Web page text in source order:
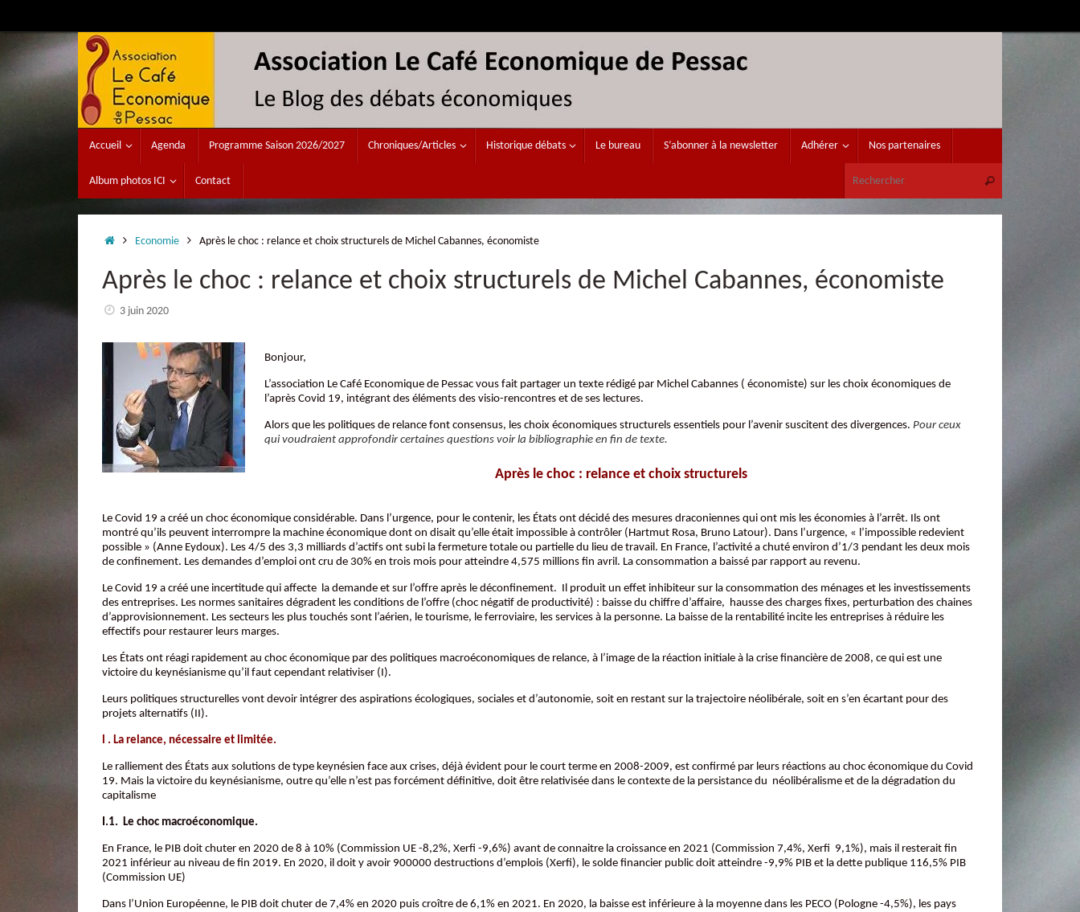
contenu
Accueil Agenda Programme Saison 2026/2027 Chroniques/Articles Historique débats Le bureau S’abonner à la newsletter Adhérer Nos partenaires
Album photos ICI Contact Rechercher
AccueilEconomie Après le choc : relance et choix structurels de Michel Cabannes, économiste
Après le choc : relance et choix structurels de Michel Cabannes, économiste
3 juin 2020
Bonjour,
L’association Le Café Economique de Pessac vous fait partager un texte rédigé par Michel Cabannes ( économiste) sur les choix économiques de
l’après Covid 19, intégrant des éléments des visio-rencontres et de ses lectures.
Alors que les politiques de relance font consensus, les choix économiques structurels essentiels pour l’avenir suscitent des divergences. Pour ceux
qui voudraient approfondir certaines questions voir la bibliographie en fin de texte.
Après le choc : relance et choix structurels
Le Covid 19 a créé un choc économique considérable. Dans l’urgence, pour le contenir, les États ont décidé des mesures draconiennes qui ont mis les économies à l’arrêt. Ils ont
montré qu’ils peuvent interrompre la machine économique dont on disait qu’elle était impossible à contrôler (Hartmut Rosa, Bruno Latour). Dans l’urgence, « l’impossible redevient
possible » (Anne Eydoux). Les 4/5 des 3,3 milliards d’actifs ont subi la fermeture totale ou partielle du lieu de travail. En France, l’activité a chuté environ d’1/3 pendant les deux mois
de confinement. Les demandes d’emploi ont cru de 30% en trois mois pour atteindre 4,575 millions fin avril. La consommation a baissé par rapport au revenu.
Le Covid 19 a créé une incertitude qui affecte la demande et sur l’offre après le déconfinement. Il produit un effet inhibiteur sur la consommation des ménages et les investissements
des entreprises. Les normes sanitaires dégradent les conditions de l’offre (choc négatif de productivité) : baisse du chiffre d’affaire, hausse des charges fixes, perturbation des chaines
d’approvisionnement. Les secteurs les plus touchés sont l’aérien, le tourisme, le ferroviaire, les services à la personne. La baisse de la rentabilité incite les entreprises à réduire les
effectifs pour restaurer leurs marges.
Les États ont réagi rapidement au choc économique par des politiques macroéconomiques de relance, à l’image de la réaction initiale à la crise financière de 2008, ce qui est une
victoire du keynésianisme qu’il faut cependant relativiser (I).
Leurs politiques structurelles vont devoir intégrer des aspirations écologiques, sociales et d’autonomie, soit en restant sur la trajectoire néolibérale, soit en s’en écartant pour des
projets alternatifs (II).
l . La relance, nécessaire et limitée.
Le ralliement des États aux solutions de type keynésien face aux crises, déjà évident pour le court terme en 2008-2009, est confirmé par leurs réactions au choc économique du Covid
19. Mais la victoire du keynésianisme, outre qu’elle n’est pas forcément définitive, doit être relativisée dans le contexte de la persistance du néolibéralisme et de la dégradation du
capitalisme
I.1. Le choc macroéconomique.
En France, le PIB doit chuter en 2020 de 8 à 10% (Commission UE -8,2%, Xerfi -9,6%) avant de connaitre la croissance en 2021 (Commission 7,4%, Xerfi 9,1%), mais il resterait fin
2021 inférieur au niveau de fin 2019. En 2020, il doit y avoir 900000 destructions d’emplois (Xerfi), le solde financier public doit atteindre -9,9% PIB et la dette publique 116,5% PIB
(Commission UE)
Dans l’Union Européenne, le PIB doit chuter de 7,4% en 2020 puis croître de 6,1% en 2021. En 2020, la baisse est inférieure à la moyenne dans les PECO (Pologne -4,5%), les pays